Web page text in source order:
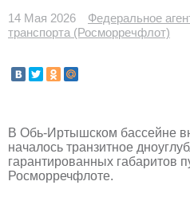
14 Мая 2026
Федеральное
транспорта (Росморречфлот)
В Обь-Иртышском бассейне
началось транзитное
гарантированных габаритов
Росморречфлоте.